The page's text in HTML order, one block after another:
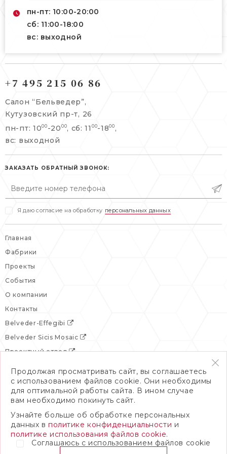
пн-пт: 10:00-20:00
сб: 11:00-18:00
вс: выходной
info@belveder-e.ru
пн-пт: 10:00-20:00
сб, вс: выходной
Берсеневский переулок, 3/10с7
+7 495 477 45 43
info@belveder-e.ru
пн-пт: 10:00-19:00
сб: выходной
+7 495 215 06 86
Салон “Бельведер”,
Кутузовский пр-т, 26
пн-пт: 1000 -20 00, сб: 11 00-1800 ,
вс: выходной
ЗАКАЗАТЬ ОБРАТНЫЙ ЗВОНОК:
Я даю согласие на обработку персональных данных
Главная
Фабрики
Проекты
События
О компании
Контакты
Belveder-Effegibi
Belveder Sicis Mosaic
Проектный отдел
© 2026 БельведерПолитика конфиденциальности
Продолжая просматривать сайт, вы соглашаетесь
с использованием файлов cookie. Они необходимы
для оптимальной работы сайта. В ином случае
вам необходимо покинуть сайт.
Узнайте больше об обработке персональных
данных вполитике конфиденциальности и
политике использования файлов cookie.
Соглашаюсь с использованием файлов cookie